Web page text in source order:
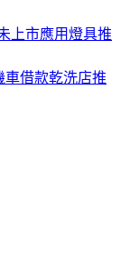
上市應用燈具推
車借款乾洗店推